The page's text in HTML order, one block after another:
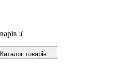
:(
Каталог товарів